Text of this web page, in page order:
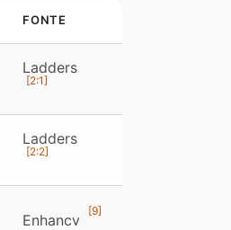
FONTE
Ladders
[2:1]
Ladders
[2:2]
Enhancv
[9]